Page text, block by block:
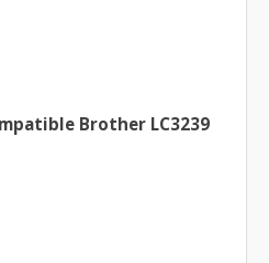
Brother LC3239